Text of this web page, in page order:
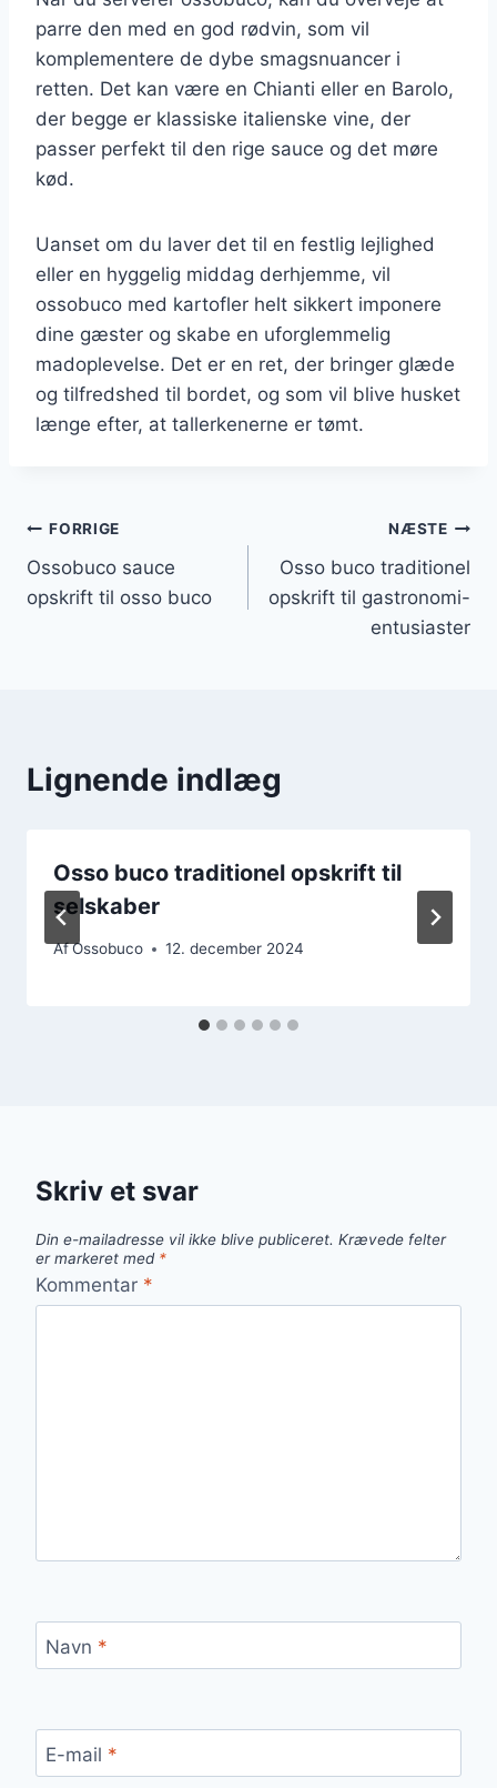
parre den med en god rødvin, som vil
komplementere de dybe smagsnuancer i
retten. Det kan være en Chianti eller en Barolo,
der begge er klassiske italienske vine, der
passer perfekt til den rige sauce og det møre
kød.
Uanset om du laver det til en festlig lejlighed
eller en hyggelig middag derhjemme, vil
ossobuco med kartofler helt sikkert imponere
dine gæster og skabe en uforglemmelig
madoplevelse. Det er en ret, der bringer glæde
og tilfredshed til bordet, og som vil blive husket
længe efter, at tallerkenerne er tømt.
Indlægsnavigation
FORRIGE
Ossobuco sauce
opskrift til osso buco
NÆSTE
Osso buco traditionel
opskrift til gastronomi-
entusiaster
Lignende indlæg
Osso buco traditionel opskrift til
selskaber
AfOssobuco 12. december 2024
Skriv et svar
Din e-mailadresse vil ikke blive publiceret. Krævede felter
er markeret med *
Kommentar *
Navn *
E-mail *